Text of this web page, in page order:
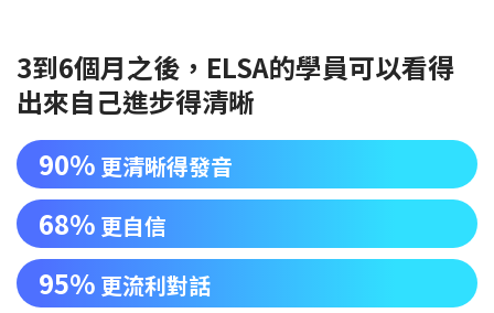
3到6個月之後，ELSA的學員可以看得
出來自己進步得清晰
90% 更清晰得發音
68% 更自信
95% 更流利對話